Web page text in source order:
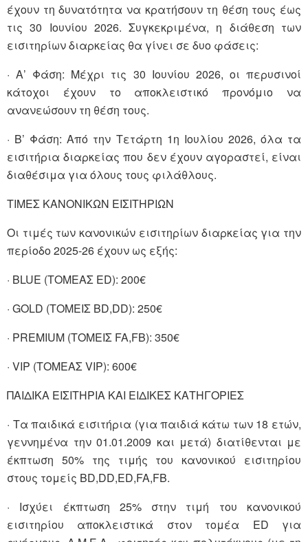
έχουν τη δυνατότητα να κρατήσουν τη θέση τους έως
τις 30 Ιουνίου 2026. Συγκεκριμένα, η διάθεση των
εισιτηρίων διαρκείας θα γίνει σε δυο φάσεις:
· Α’ Φάση: Μέχρι τις 30 Ιουνίου 2026, οι περυσινοί
κάτοχοι έχουν το αποκλειστικό προνόμιο να
ανανεώσουν τη θέση τους.
· Β’ Φάση: Από την Τετάρτη 1η Ιουλίου 2026, όλα τα
εισιτήρια διαρκείας που δεν έχουν αγοραστεί, είναι
διαθέσιμα για όλους τους φιλάθλους.
TIMΕΣ ΚΑΝΟΝΙΚΩΝ ΕΙΣΙΤΗΡΙΩΝ
Οι τιμές των κανονικών εισιτηρίων διαρκείας για την
περίοδο 2025-26 έχουν ως εξής:
· BLUE (ΤΟΜΕΑΣ ED): 200€
· GOLD (ΤΟΜΕΙΣ ΒD,DD): 250€
· PREMIUM (ΤΟΜΕΙΣ FA,FB): 350€
· VIP (ΤΟΜΕΑΣ VIP): 600€
ΠΑΙΔΙΚΑ ΕΙΣΙΤΗΡΙΑ ΚΑΙ ΕΙΔΙΚΕΣ ΚΑΤΗΓΟΡΙΕΣ
· Τα παιδικά εισιτήρια (για παιδιά κάτω των 18 ετών,
γεννημένα την 01.01.2009 και μετά) διατίθενται με
έκπτωση 50% της τιμής του κανονικού εισιτηρίου
στους τομείς BD,DD,ED,FA,FB.
· Ισχύει έκπτωση 25% στην τιμή του κανονικού
εισιτηρίου αποκλειστικά στον τομέα ED για